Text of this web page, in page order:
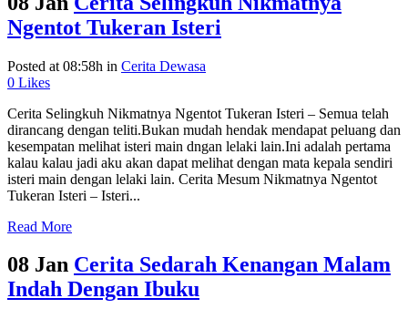
Ngentot Tukeran Isteri
Posted at 08:58h in Cerita Dewasa
0 Likes
Cerita Selingkuh Nikmatnya Ngentot Tukeran Isteri – Semua telah
dirancang dengan teliti.Bukan mudah hendak mendapat peluang dan
kesempatan melihat isteri main dngan lelaki lain.Ini adalah pertama
kalau kalau jadi aku akan dapat melihat dengan mata kepala sendiri
isteri main dengan lelaki lain. Cerita Mesum Nikmatnya Ngentot
Tukeran Isteri – Isteri...
Read More
08 Jan Cerita Sedarah Kenangan Malam
Indah Dengan Ibuku